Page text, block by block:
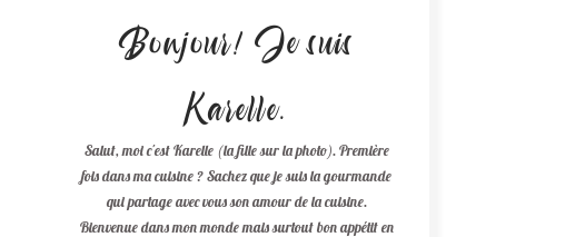
Bonjour! Je suis
Karelle.
Salut, moi c'est Karelle (la fille sur la photo). Première
fois dans ma cuisine ? Sachez que je suis la gourmande
qui partage avec vous son amour de la cuisine.
Bienvenue dans mon monde mais surtout bon appétit en